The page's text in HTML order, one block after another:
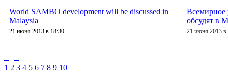
World SAMBO development will be discussed in
Malaysia
21 июня 2013 в 18:30
обсудят в
21 июня 2013 в
1 2 3 4 5 6 7 8 9 10